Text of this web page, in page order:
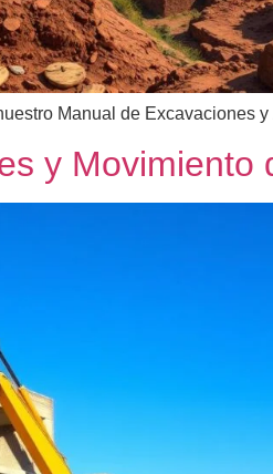
Manual de Excavaciones
y Movimiento